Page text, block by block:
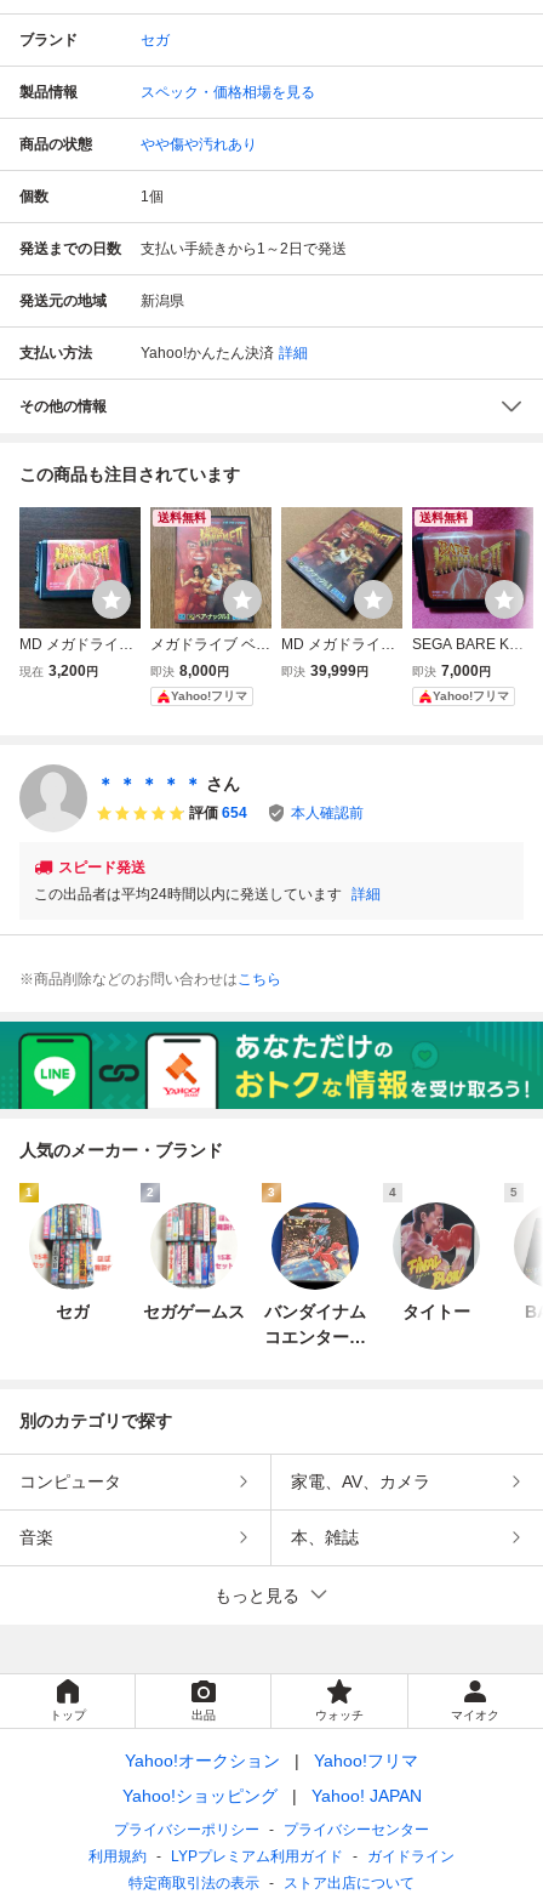
ブランド セガ
製品情報 スペック・価格相場を見る
商品の状態 やや傷や汚れあり
個数 1個
発送までの日数 支払い手続きから1～2日で発送
発送元の地域 新潟県
支払い方法 Yahoo!かんたん決済 詳細
その他の情報
この商品も注目されています
MD メガドライ
ブ ベア・ナック
現在 3,200円
送料無料
メガドライブ ベ
ア・ナックルII 死
闘への鎮魂歌 SEG
A
即決 8,000円
Yahoo!フリマ
MD メガドライブ
新品未使用 ベ
即決 39,999円
送料無料
SEGA BARE KNU
CKLE II ベア・ナ
ックルII メガドラ
イブソフト
即決 7,000円
Yahoo!フリマ
＊ ＊ ＊ ＊ ＊ さん
評価 654 本人確認前
スピード発送
この出品者は平均24時間以内に発送しています 詳細
※商品削除などのお問い合わせはこちら
人気のメーカー・ブランド
1
セガ
2
セガゲームス
3
バンダイナム
コエンターテ
4
タイトー
5
別のカテゴリで探す
コンピュータ 家電、AV、カメラ
音楽 本、雑誌
もっと見る
トップ 出品 ウォッチ マイオク
Yahoo!オークション
Yahoo!フリマ
Yahoo!ショッピング
Yahoo! JAPAN
プライバシーポリシー
プライバシーセンター
利用規約
LYPプレミアム利用ガイド
ガイドライン
特定商取引法の表示
ストア出店について